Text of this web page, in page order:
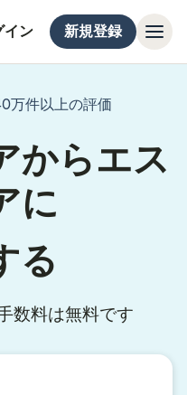
イン 新規登録
万件以上の評価
（別ウィン
からエス
に
る
数料は無料です